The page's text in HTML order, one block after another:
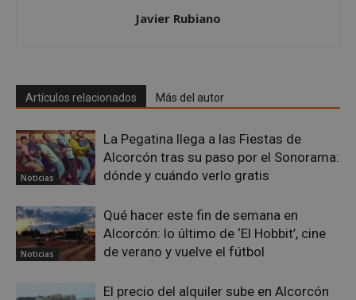
Javier Rubiano
Artículos relacionados Más del autor
Noticias
La Pegatina llega a las Fiestas de
Alcorcón tras su paso por el Sonorama:
dónde y cuándo verlo gratis
Noticias
Qué hacer este fin de semana en
Alcorcón: lo último de ‘El Hobbit’, cine
de verano y vuelve el fútbol
El precio del alquiler sube en Alcorcón
Google